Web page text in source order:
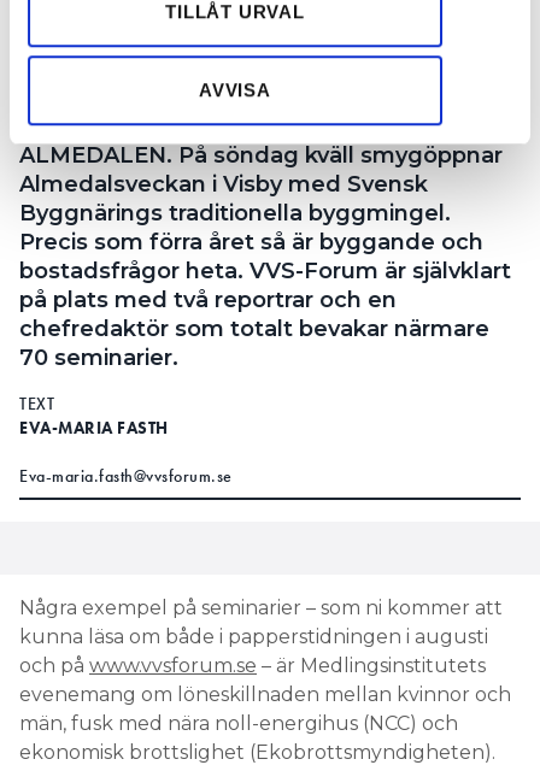
Dessa kan i sin tur kombinera informationen med annan
samlat in när du har använt deras tjänster.
TILLÅT URVAL
AVVISA
VVS-Forum på plats i Almedalen. Chefredaktör Jan Lööf
och reportrarna Marita Modess och Eva-Maria Fasth. Foto:
ALMEDALEN. På söndag kväll smygöppnar
Almedalsveckan i Visby med Svensk
Byggnärings traditionella byggmingel.
Precis som förra året så är byggande och
bostadsfrågor heta. VVS-Forum är självklart
på plats med två reportrar och en
chefredaktör som totalt bevakar närmare
70 seminarier.
TEXT
EVA-MARIA FASTH
Eva-maria.fasth@vvsforum.se
Några exempel på seminarier – som ni kommer att
kunna läsa om både i papperstidningen i augusti
och på www.vvsforum.se – är Medlingsinstitutets
evenemang om löneskillnaden mellan kvinnor och
män, fusk med nära noll-energihus (NCC) och
ekonomisk brottslighet (Ekobrottsmyndigheten).